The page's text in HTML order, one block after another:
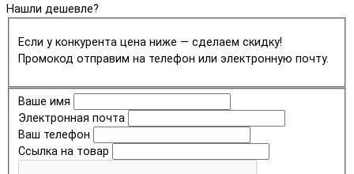
Нашли дешевле?
Если у конкурента цена ниже — сделаем скидку!
Промокод отправим на телефон или электронную почту.
Ваше имя
Электронная почта
Ваш телефон
Ссылка на товар